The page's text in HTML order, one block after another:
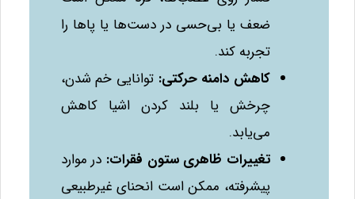
ضعف یا بی‌حسی در دست‌ها یا پاها را
تجربه کند.
کاهش دامنه حرکتی: توانایی خم شدن،
چرخش یا بلند کردن اشیا کاهش
می‌یابد.
تغییرات ظاهری ستون فقرات: در موارد
پیشرفته، ممکن است انحنای غیرطبیعی